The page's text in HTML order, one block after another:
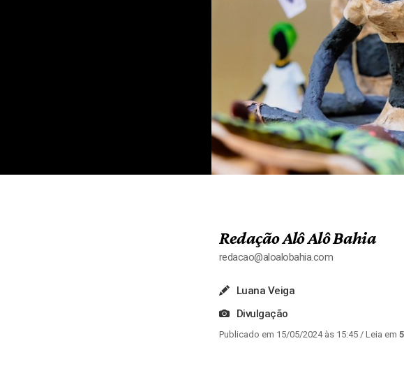
Redação Alô Alô Bahia
redacao@aloalobahia.com
Luana Veiga
Divulgação
Publicado em 15/05/2024 às 15:45/ Leia em